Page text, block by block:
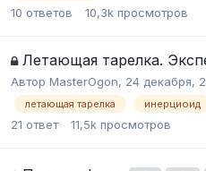
10 ответов 10,3k просмотров
Летающая тарелка.
Автор MasterOgon, 24 декабря,
летающая тарелка инерциоид
21 ответ 11,5k просмотров